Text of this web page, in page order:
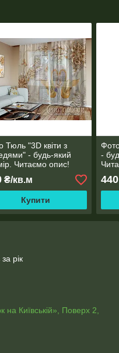
Тюль "3D квіти з
- будь-який
Читаємо опис!
₴/кв.м
Купити
-
440
рік
Київській», Поверх 2,